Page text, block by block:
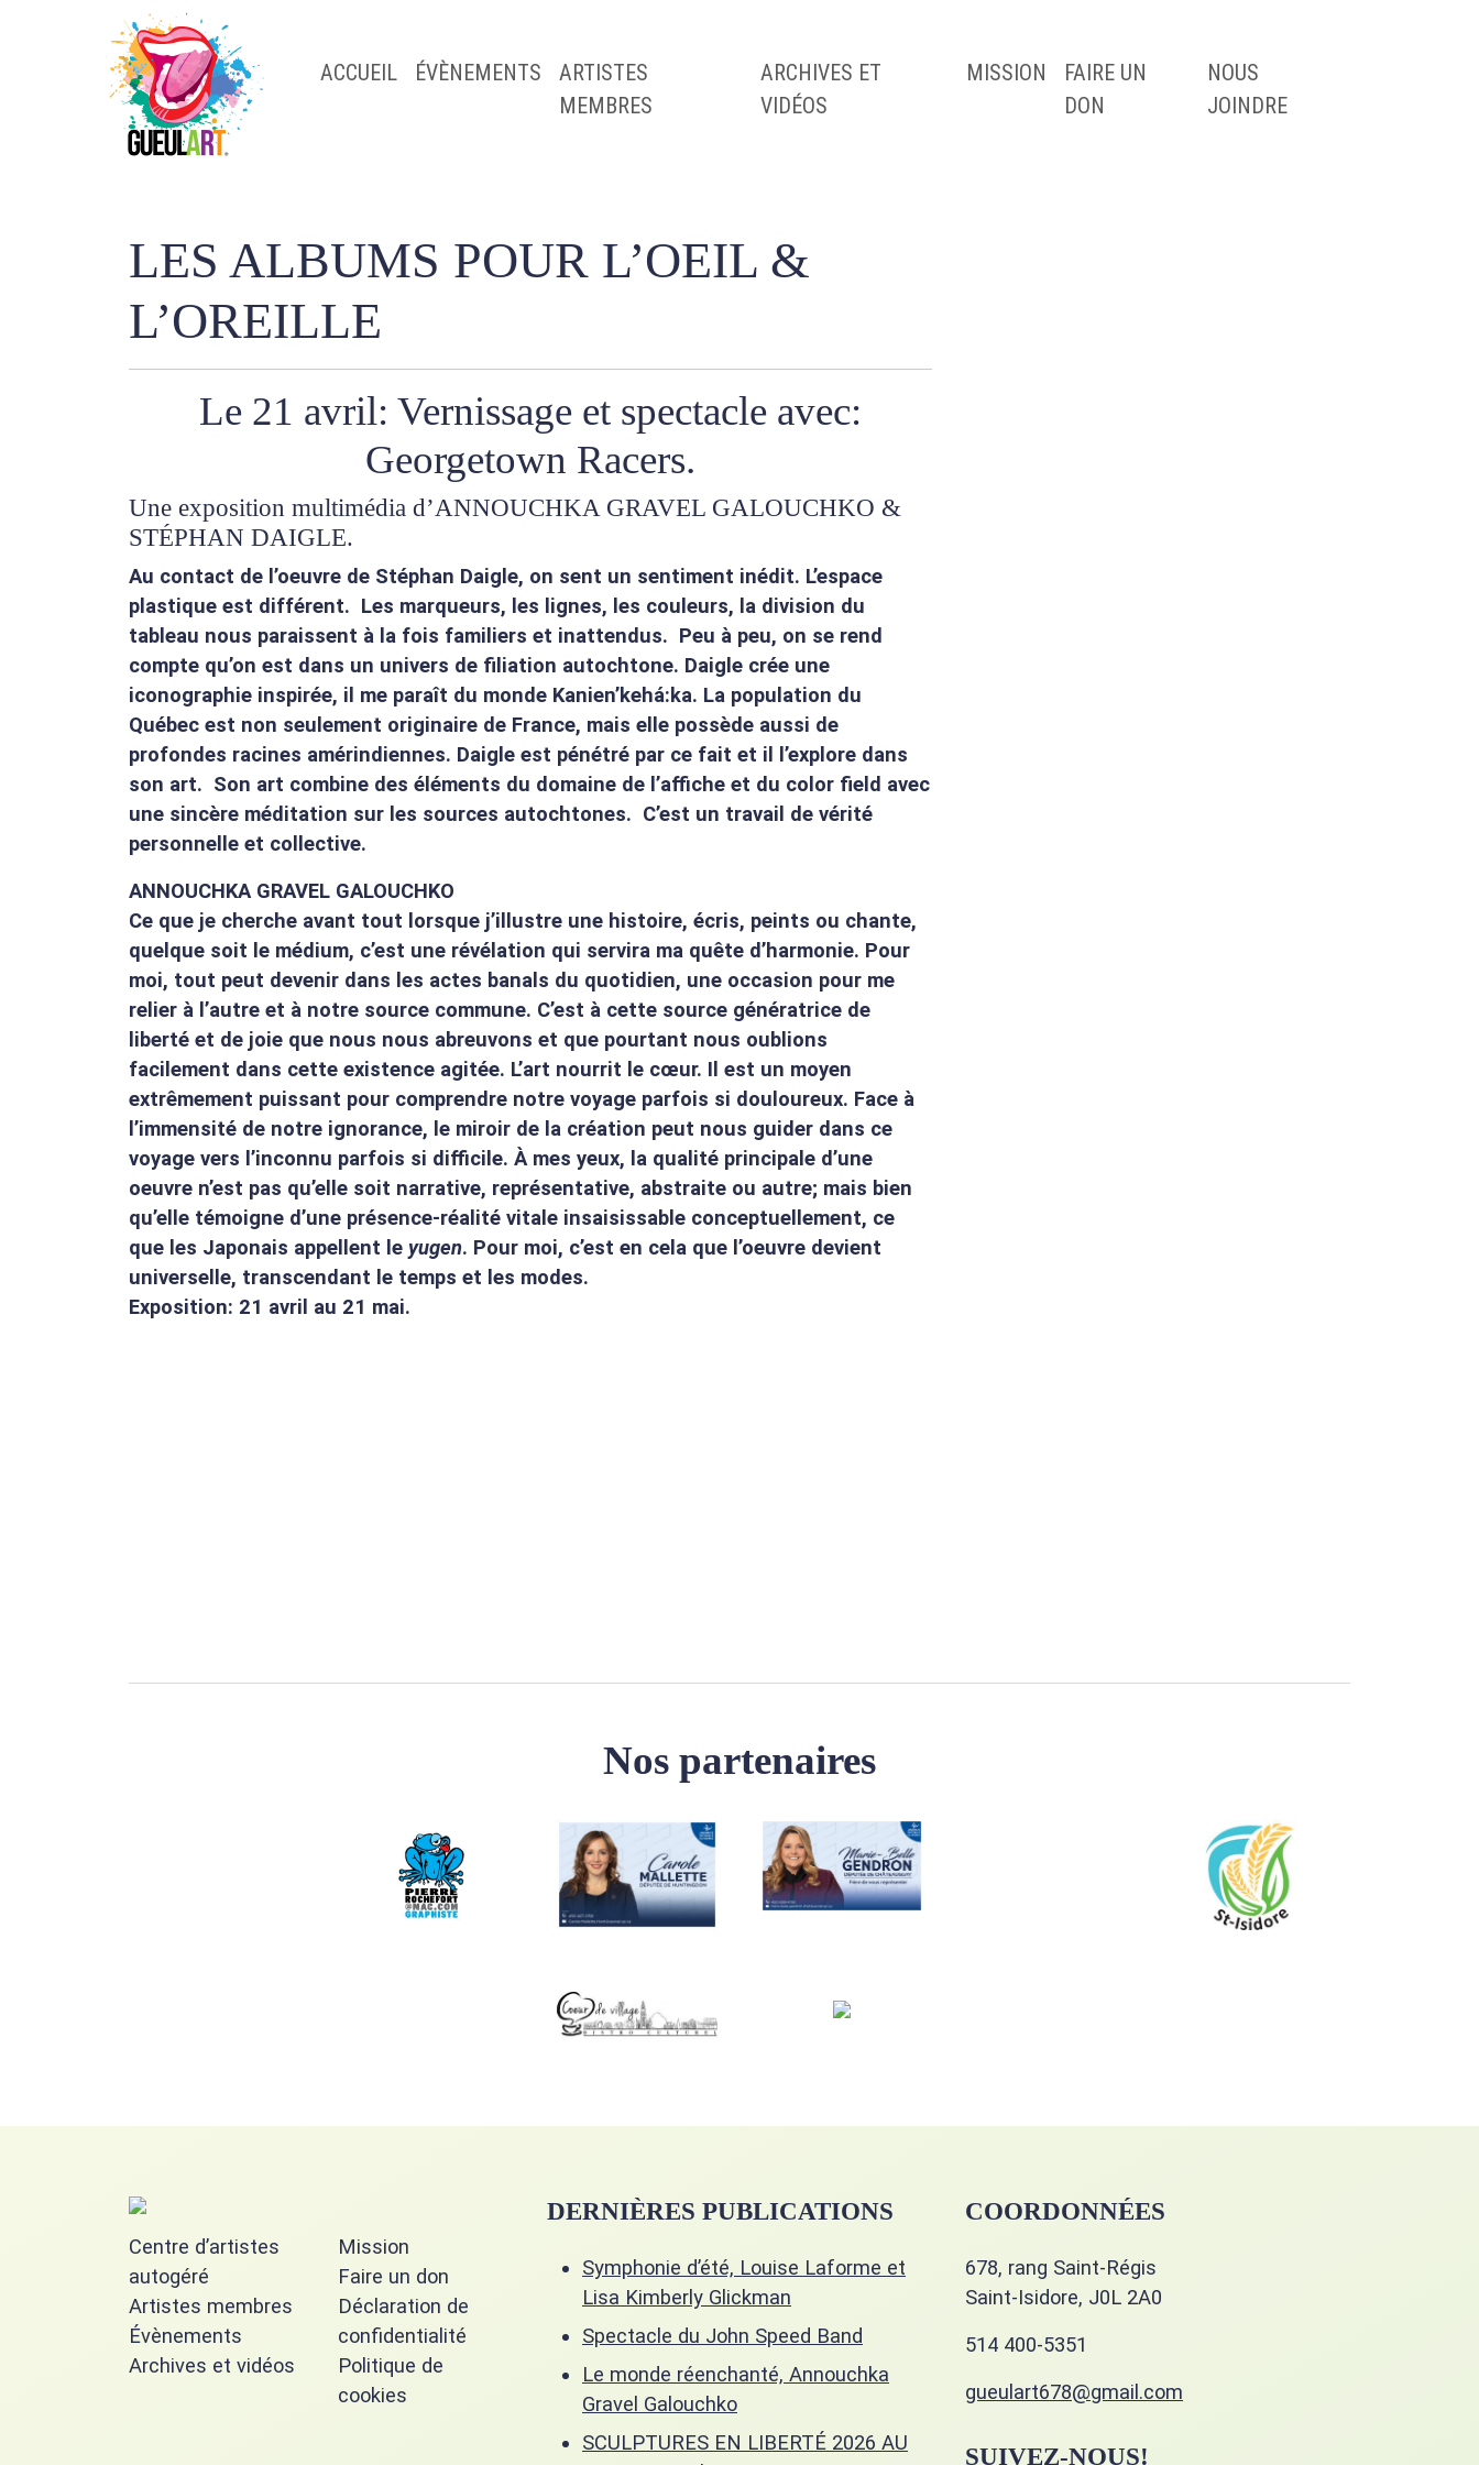
ACCUEIL ÉVÈNEMENTS
ARTISTES
MEMBRES
ARCHIVES ET
VIDÉOS
MISSION
FAIRE UN
DON
NOUS
JOINDRE
LES ALBUMS POUR L’OEIL &
L’OREILLE
Le 21 avril: Vernissage et spectacle avec:
Georgetown Racers.
Une exposition multimédia d’ANNOUCHKA GRAVEL GALOUCHKO &
STÉPHAN DAIGLE.
Au contact de l’oeuvre de Stéphan Daigle, on sent un sentiment inédit. L’espace
plastique est différent. Les marqueurs, les lignes, les couleurs, la division du
tableau nous paraissent à la fois familiers et inattendus. Peu à peu, on se rend
compte qu’on est dans un univers de filiation autochtone. Daigle crée une
iconographie inspirée, il me paraît du monde Kanien’kehá:ka. La population du
Québec est non seulement originaire de France, mais elle possède aussi de
profondes racines amérindiennes. Daigle est pénétré par ce fait et il l’explore dans
son art. Son art combine des éléments du domaine de l’affiche et du color field avec
une sincère méditation sur les sources autochtones. C’est un travail de vérité
personnelle et collective.
ANNOUCHKA GRAVEL GALOUCHKO
Ce que je cherche avant tout lorsque j’illustre une histoire, écris, peints ou chante,
quelque soit le médium, c’est une révélation qui servira ma quête d’harmonie. Pour
moi, tout peut devenir dans les actes banals du quotidien, une occasion pour me
relier à l’autre et à notre source commune. C’est à cette source génératrice de
liberté et de joie que nous nous abreuvons et que pourtant nous oublions
facilement dans cette existence agitée. L’art nourrit le cœur. Il est un moyen
extrêmement puissant pour comprendre notre voyage parfois si douloureux. Face à
l’immensité de notre ignorance, le miroir de la création peut nous guider dans ce
voyage vers l’inconnu parfois si difficile. À mes yeux, la qualité principale d’une
oeuvre n’est pas qu’elle soit narrative, représentative, abstraite ou autre; mais bien
qu’elle témoigne d’une présence-réalité vitale insaisissable conceptuellement, ce
que les Japonais appellent le yugen. Pour moi, c’est en cela que l’oeuvre devient
universelle, transcendant le temps et les modes.
Exposition: 21 avril au 21 mai.
Nos partenaires
Centre d’artistes
autogéré
Artistes membres
Évènements
Archives et vidéos
Mission
Faire un don
Déclaration de
confidentialité
Politique de
cookies
DERNIÈRES PUBLICATIONS
Symphonie d’été, Louise Laforme et
Lisa Kimberly Glickman
Spectacle du John Speed Band
Le monde réenchanté, Annouchka
Gravel Galouchko
SCULPTURES EN LIBERTÉ 2026 AU
COORDONNÉES
678, rang Saint-Régis
Saint-Isidore, J0L 2A0
514 400-5351
gueulart678@gmail.com
SUIVEZ-NOUS!